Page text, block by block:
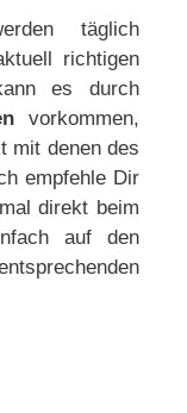
täglich
richtigen
es durch
vorkommen,
mit denen des
empfehle Dir
direkt beim
auf den